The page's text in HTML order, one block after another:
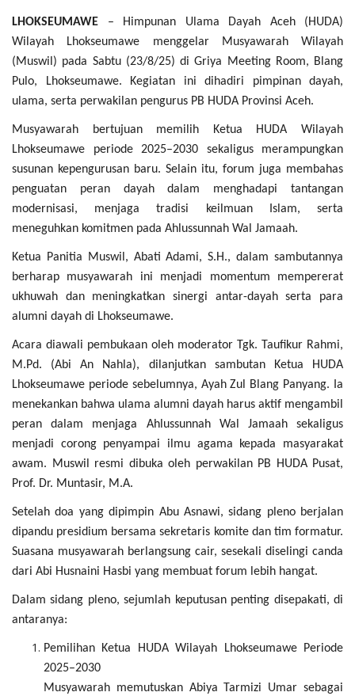
Privacy Policy
Alamat Kami
Tentang Kami
Daftar
LHOKSEUMAWE – Himpunan Ulama Dayah Aceh (HUDA)
Wilayah Lhokseumawe menggelar Musyawarah Wilayah
(Muswil) pada Sabtu (23/8/25) di Griya Meeting Room, Blang
Pulo, Lhokseumawe. Kegiatan ini dihadiri pimpinan dayah,
ulama, serta perwakilan pengurus PB HUDA Provinsi Aceh.
Musyawarah bertujuan memilih Ketua HUDA Wilayah
Lhokseumawe periode 2025–2030 sekaligus merampungkan
susunan kepengurusan baru. Selain itu, forum juga membahas
penguatan peran dayah dalam menghadapi tantangan
modernisasi, menjaga tradisi keilmuan Islam, serta
meneguhkan komitmen pada Ahlussunnah Wal Jamaah.
Ketua Panitia Muswil, Abati Adami, S.H., dalam sambutannya
berharap musyawarah ini menjadi momentum mempererat
ukhuwah dan meningkatkan sinergi antar-dayah serta para
alumni dayah di Lhokseumawe.
Acara diawali pembukaan oleh moderator Tgk. Taufikur Rahmi,
M.Pd. (Abi An Nahla), dilanjutkan sambutan Ketua HUDA
Lhokseumawe periode sebelumnya, Ayah Zul Blang Panyang. Ia
menekankan bahwa ulama alumni dayah harus aktif mengambil
peran dalam menjaga Ahlussunnah Wal Jamaah sekaligus
menjadi corong penyampai ilmu agama kepada masyarakat
awam. Muswil resmi dibuka oleh perwakilan PB HUDA Pusat,
Prof. Dr. Muntasir, M.A.
Setelah doa yang dipimpin Abu Asnawi, sidang pleno berjalan
dipandu presidium bersama sekretaris komite dan tim formatur.
Suasana musyawarah berlangsung cair, sesekali diselingi canda
dari Abi Husnaini Hasbi yang membuat forum lebih hangat.
Dalam sidang pleno, sejumlah keputusan penting disepakati, di
antaranya:
Pemilihan Ketua HUDA Wilayah Lhokseumawe Periode
2025–2030
Musyawarah memutuskan Abiya Tarmizi Umar sebagai